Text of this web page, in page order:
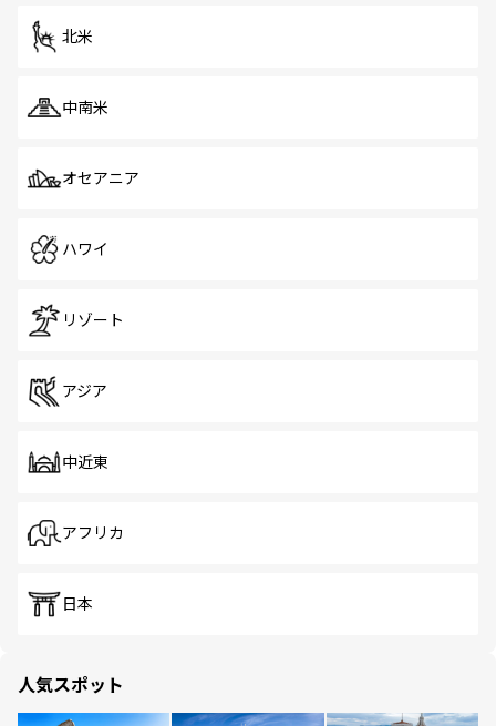
北米
中南米
オセアニア
ハワイ
リゾート
アジア
中近東
アフリカ
日本
人気スポット